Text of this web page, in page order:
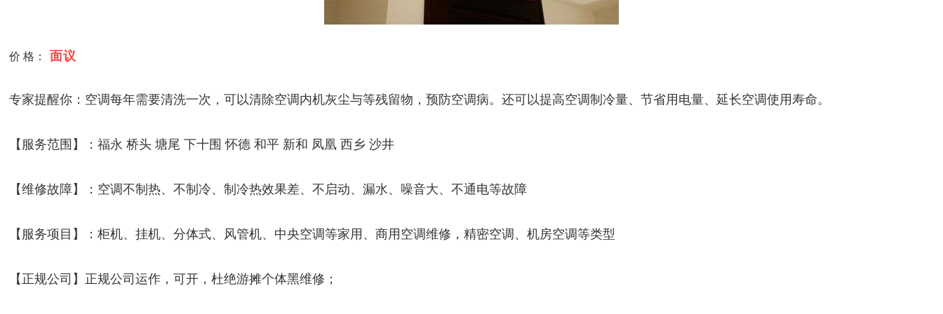
价 格： 面议
专家提醒你：空调每年需要清洗一次，可以清除空调内机灰尘与等残留物，预防空调病。还可以提高空调制冷量、节省用电量、延长空调使用寿命。
【服务范围】：福永 桥头 塘尾 下十围 怀德 和平 新和 凤凰 西乡 沙井
【维修故障】：空调不制热、不制冷、制冷热效果差、不启动、漏水、噪音大、不通电等故障
【服务项目】：柜机、挂机、分体式、风管机、中央空调等家用、商用空调维修，精密空调、机房空调等类型
【正规公司】正规公司运作，可开，杜绝游摊个体黑维修；